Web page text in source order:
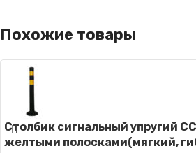
Похожие товары
Столбик сигнальный упругий
желтыми полосками(мягкий,